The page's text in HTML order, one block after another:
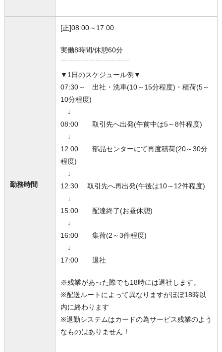
勤務時間
[正]08:00～17:00
実働8時間/休憩60分
￣￣￣￣￣￣￣￣￣￣
▼1日のスケジュール例▼
07:30～ 出社・洗車(10～15分程度)・積荷(5～
10分程度)
↓
08:00 取引先へ出発(午前中は5～8件程度)
↓
12:00 部品センターにて再度積荷(20～30分
程度)
↓
12:30 取引先へ再出発(午後は10～12件程度)
↓
15:00 配達終了(お昼休憩)
↓
16:00 集荷(2～3件程度)
↓
17:00 退社
※残業があった際でも18時には退社します。
※配送ルートによって異なりますがほぼ18時以
内に終わります
※退勤システムはカードの為サービス残業のよう
なものはありません！